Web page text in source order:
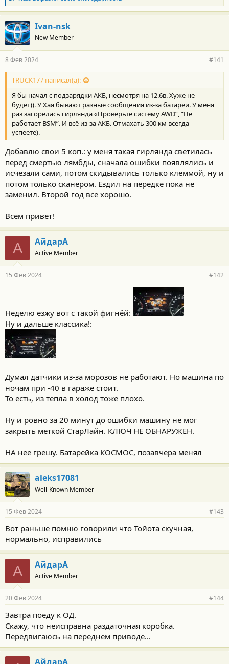
л
а
г
о
д
а
н
о
с
и
:
Ivan-nsk
New Member
8 Фев 2024 #141
TRUCK177 написал(а):
Я бы начал с подзарядки АКБ, несмотря на 12.6в. Хуже не
будет)). У Хая бывают разные сообщения из-за батареи. У меня
раз загорелась гирлянда «Проверьте систему AWD”, “Не
работает BSM”. И всё из-за АКБ. Отмахать 300 км всегда
успеете).
Добавлю свои 5 коп.: у меня такая гирлянда светилась
перед смертью лямбды, сначала ошибки появлялись и
исчезали сами, потом скидывались только клеммой, ну и
потом только сканером. Ездил на передке пока не
заменил. Второй год все хорошо.
Всем привет!
А АйдарА
Active Member
15 Фев 2024 #142
Неделю езжу вот с такой фигнёй:
Ну и дальше классика!:
Думал датчики из-за морозов не работают. Но машина по
ночам при -40 в гараже стоит.
То есть, из тепла в холод тоже плохо.
Ну и ровно за 20 минут до ошибки машину не мог
закрыть меткой СтарЛайн. КЛЮЧ НЕ ОБНАРУЖЕН.
НА нее грешу. Батарейка КОСМОС, позавчера менял
aleks17081
Well-Known Member
15 Фев 2024 #143
Вот раньше помню говорили что Тойота скучная,
нормально, исправились
А АйдарА
Active Member
20 Фев 2024 #144
Завтра поеду к ОД.
Скажу, что неисправна раздаточная коробка.
Передвигаюсь на переднем приводе...